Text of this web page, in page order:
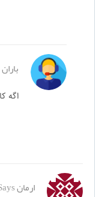
اگه
ارمان